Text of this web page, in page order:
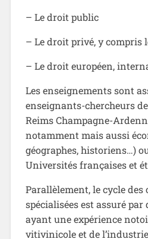
– Le droit public
– Le droit privé, y compris
– Le droit européen,
Les enseignements sont
enseignants-chercheurs
Reims Champagne-
notamment mais aussi
géographes, historiens…)
Universités françaises et
Parallèlement, le cycle des
spécialisées est assuré
ayant une expérience
vitivinicole et de